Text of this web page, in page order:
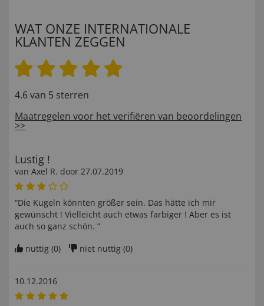
WAT ONZE INTERNATIONALE
KLANTEN ZEGGEN
4.6 van 5 sterren
Maatregelen voor het verifiëren van beoordelingen
>>
Lustig !
van Axel R. door 27.07.2019
“Die Kugeln könnten größer sein. Das hätte ich mir
gewünscht ! Vielleicht auch etwas farbiger ! Aber es ist
auch so ganz schön. ”
nuttig (0) niet nuttig (0)
10.12.2016